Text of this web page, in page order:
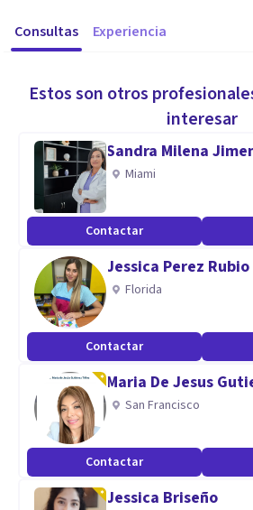
Consultas Experiencia
Estos son otros
interesar
Sandra Milena
Miami
Contactar
Jessica Perez Rubio
Florida
Contactar
Maria De Jesus
San Francisco
Contactar
Jessica Briseño